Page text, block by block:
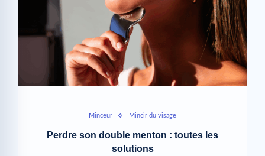
Minceur Mincir du visage
Perdre son double menton : toutes les
solutions